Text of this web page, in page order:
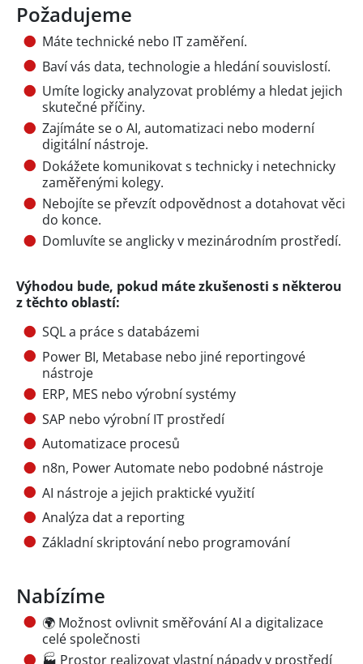
Požadujeme
Máte technické nebo IT zaměření.
Baví vás data, technologie a hledání souvislostí.
Umíte logicky analyzovat problémy a hledat jejich
skutečné příčiny.
Zajímáte se o AI, automatizaci nebo moderní
digitální nástroje.
Dokážete komunikovat s technicky i netechnicky
zaměřenými kolegy.
Nebojíte se převzít odpovědnost a dotahovat věci
do konce.
Domluvíte se anglicky v mezinárodním prostředí.
Výhodou bude, pokud máte zkušenosti s některou
z těchto oblastí:
SQL a práce s databázemi
Power BI, Metabase nebo jiné reportingové
nástroje
ERP, MES nebo výrobní systémy
SAP nebo výrobní IT prostředí
Automatizace procesů
n8n, Power Automate nebo podobné nástroje
AI nástroje a jejich praktické využití
Analýza dat a reporting
Základní skriptování nebo programování
Nabízíme
🌍 Možnost ovlivnit směřování AI a digitalizace
celé společnosti
🏭 Prostor realizovat vlastní nápady v prostředí